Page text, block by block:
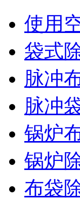
使用
袋式
脉冲
脉冲
锅炉
锅炉
布袋